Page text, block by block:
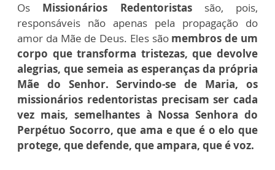
Os Missionários Redentoristas são, pois,
responsáveis não apenas pela propagação do
amor da Mãe de Deus. Eles são membros de um
corpo que transforma tristezas, que devolve
alegrias, que semeia as esperanças da própria
Mãe do Senhor. Servindo-se de Maria, os
missionários redentoristas precisam ser cada
vez mais, semelhantes à Nossa Senhora do
Perpétuo Socorro, que ama e que é o elo que
protege, que defende, que ampara, que é voz.